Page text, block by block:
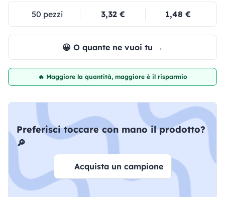
50 pezzi 3,32 € 1,48 €
😀 O quante ne vuoi tu →
🔥 Maggiore la quantità, maggiore è il risparmio
Preferisci toccare con mano il prodotto?
🔎
Acquista un campione